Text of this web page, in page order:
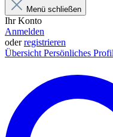
Menü schließen
Ihr Konto
Anmelden
oderregistrieren
Übersicht Persönliches Profil